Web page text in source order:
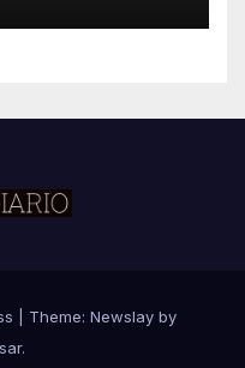
Theme: Newslay by
.